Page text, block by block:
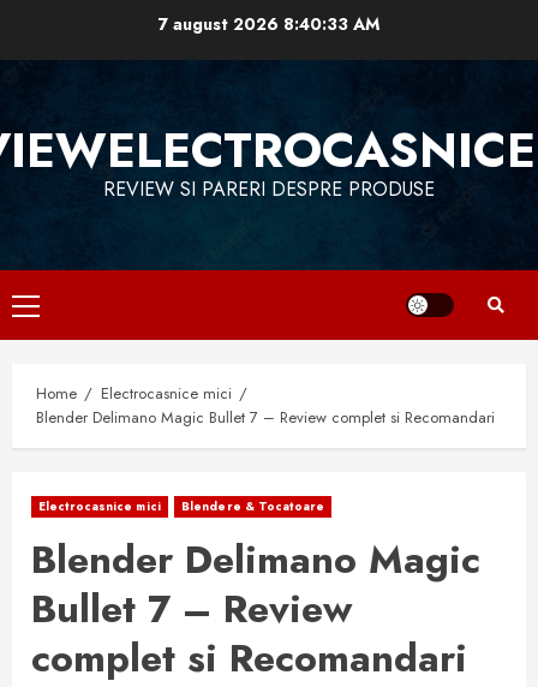
7 august 2026 8:40:34 AM
REVIEW SI PARERI DESPRE PRODUSE
Primary
Menu
Home
Electrocasnice mici
Blender Delimano Magic Bullet 7 – Review complet si Recomandari
Electrocasnice mici Blendere & Tocatoare
Blender Delimano Magic
Bullet 7 – Review
complet si Recomandari